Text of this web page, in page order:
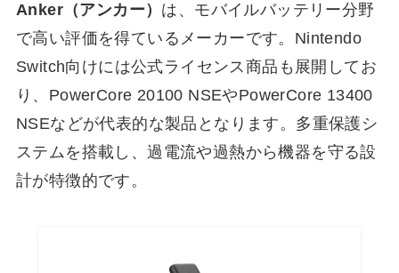
Anker（アンカー） は、モバイルバッテリー分野
で高い評価を得ているメーカーです。Nintendo
Switch向けには公式ライセンス商品も展開してお
り、PowerCore 20100 NSEやPowerCore 13400
NSEなどが代表的な製品となります。多重保護シ
ステムを搭載し、過電流や過熱から機器を守る設
計が特徴的です。